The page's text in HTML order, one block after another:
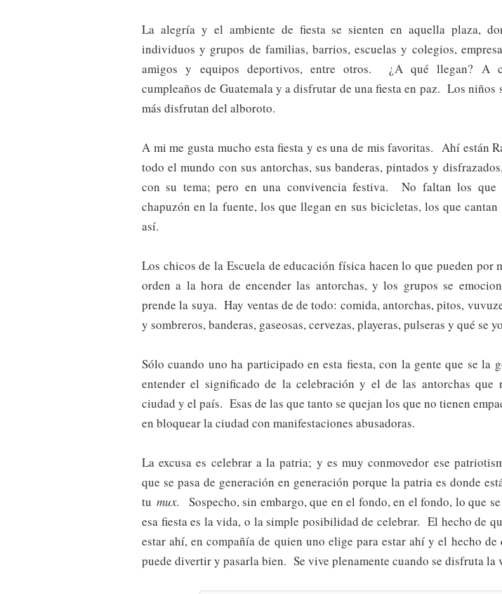
La alegría y el ambiente de fiesta se sienten en aquella plaza,
individuos y grupos de familias, barrios, escuelas y colegios,
amigos y equipos deportivos, entre otros. ¿A qué llegan? A
cumpleaños de Guatemala y a disfrutar de una fiesta en paz. Los niños
más disfrutan del alboroto.
A mi me gusta mucho esta fiesta y es una de mis favoritas. Ahí están
todo el mundo con sus antorchas, sus banderas, pintados y
con su tema; pero en una convivencia festiva. No faltan los que
chapuzón en la fuente, los que llegan en sus bicicletas, los que
así.
Los chicos de la Escuela de educación física hacen lo que pueden por
orden a la hora de encender las antorchas, y los grupos se
prende la suya. Hay ventas de de todo: comida, antorchas, pitos,
y sombreros, banderas, gaseosas, cervezas, playeras, pulseras y qué se
Sólo cuando uno ha participado en esta fiesta, con la gente que se la
entender el significado de la celebración y el de las antorchas que
ciudad y el país. Esas de las que tanto se quejan los que no tienen
en bloquear la ciudad con manifestaciones abusadoras.
La excusa es celebrar a la patria; y es muy conmovedor ese
que se pasa de generación en generación porque la patria es donde
tu mux.
Sospecho, sin embargo, que en el fondo, en el fondo, lo que
esa fiesta es la vida, o la simple posibilidad de celebrar. El hecho de
estar ahí, en compañía de quien uno elige para estar ahí y el hecho de
puede divertir y pasarla bien. Se vive plenamente cuando se disfruta la